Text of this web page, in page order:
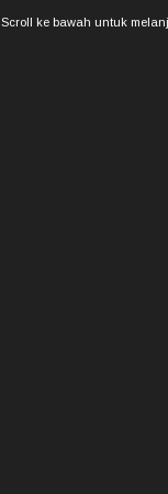
Scroll ke bawah untuk